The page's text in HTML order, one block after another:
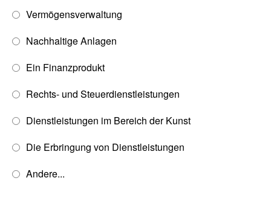
Vermögensverwaltung
Nachhaltige Anlagen
Ein Finanzprodukt
Rechts- und Steuerdienstleistungen
Dienstleistungen im Bereich der Kunst
Die Erbringung von Dienstleistungen
Andere...